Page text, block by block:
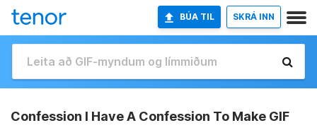
BÚA TIL SKRÁ INN
Confession I Have A Confession To Make GIF